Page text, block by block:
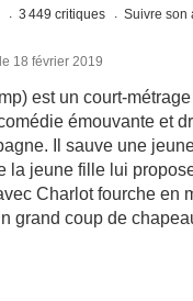
3 449 critiques Suivre son
18 février 2019
est un court-
émouvante et
Il sauve une
la jeune fille lui
Charlot fourche en
grand coup de